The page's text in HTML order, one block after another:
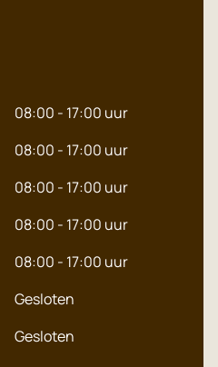
08:00 - 17:00 uur
08:00 - 17:00 uur
08:00 - 17:00 uur
08:00 - 17:00 uur
08:00 - 17:00 uur
Gesloten
Gesloten